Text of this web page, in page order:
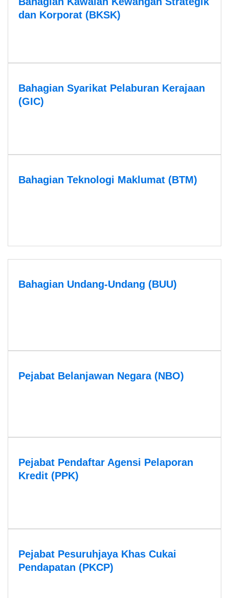
dan Korporat (BKSK)
Bahagian Syarikat Pelaburan Kerajaan
(GIC)
Bahagian Teknologi Maklumat (BTM)
Bahagian Undang-Undang (BUU)
Pejabat Belanjawan Negara (NBO)
Pejabat Pendaftar Agensi Pelaporan
Kredit (PPK)
Pejabat Pesuruhjaya Khas Cukai
Pendapatan (PKCP)